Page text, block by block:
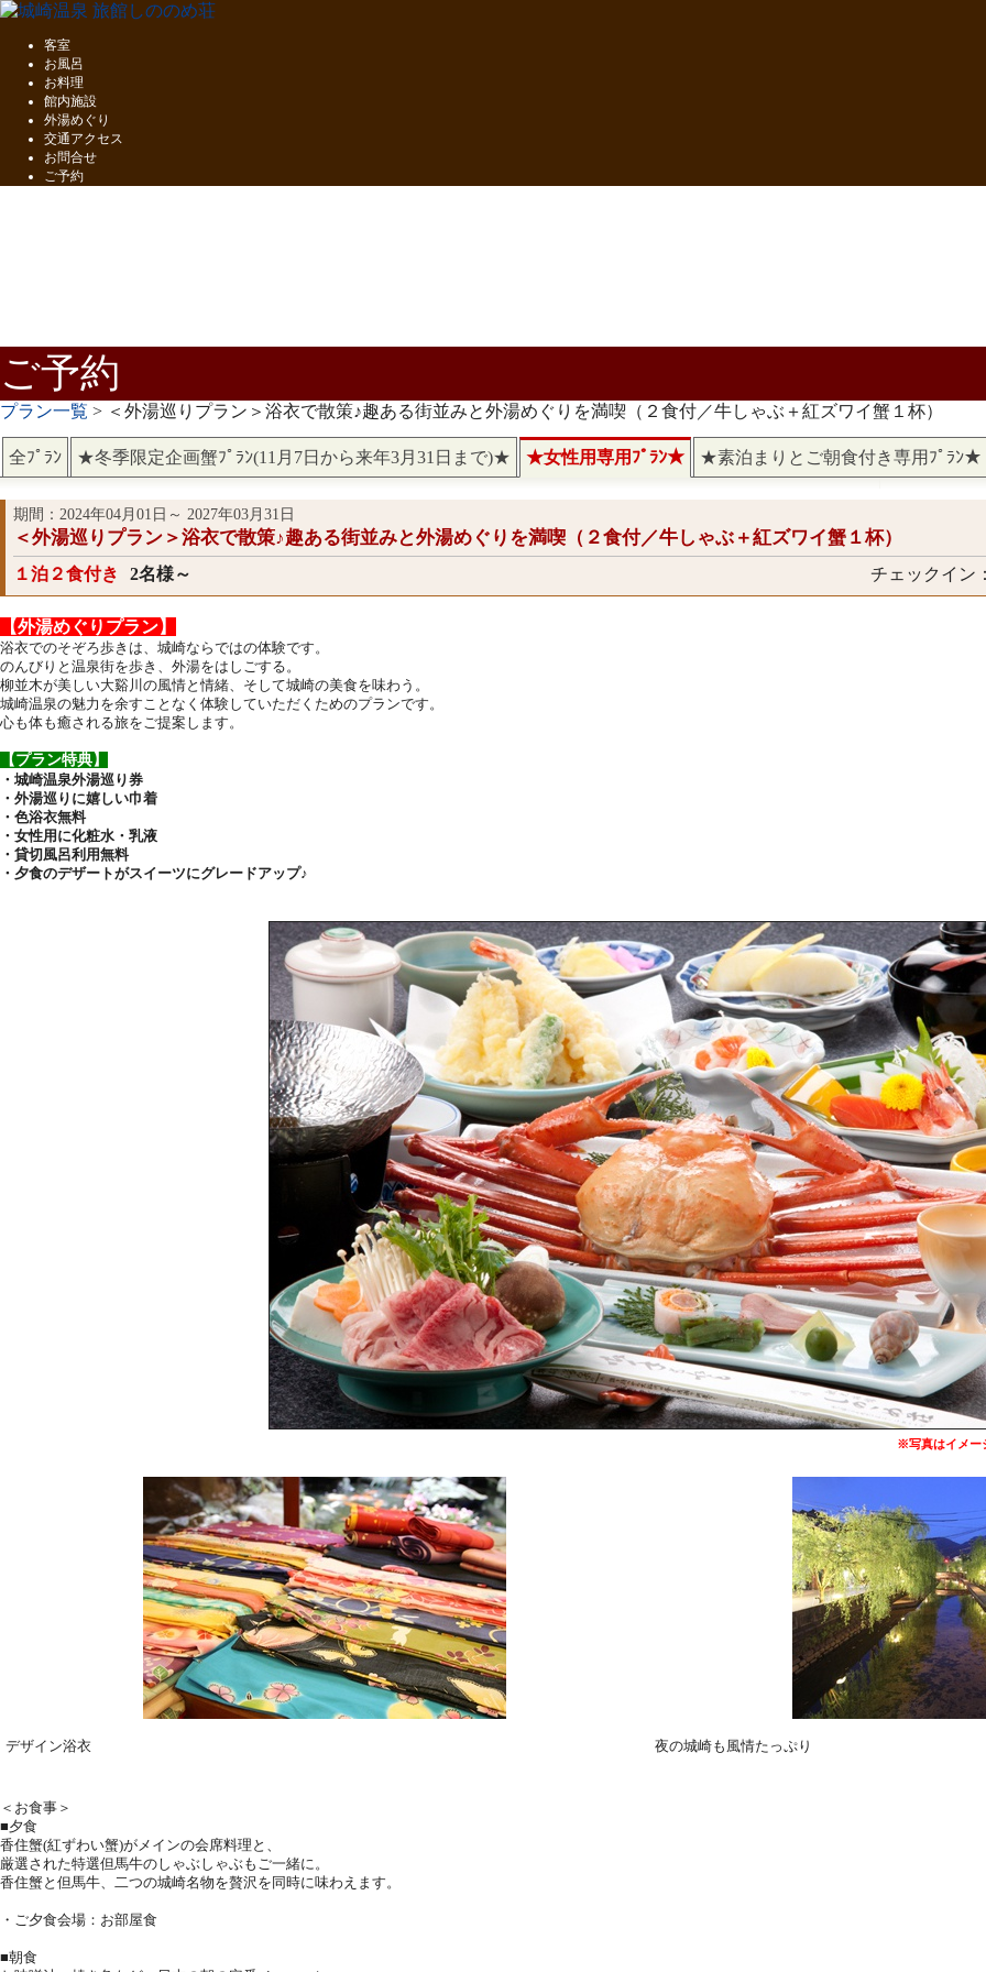
客室
お風呂
お料理
館内施設
外湯めぐり
交通アクセス
お問合せ
ご予約
ご予約
プラン一覧 > ＜外湯巡りプラン＞浴衣で散策♪趣ある街並みと外湯めぐりを満喫（２食付／牛しゃぶ＋紅ズワイ蟹１杯）
全ﾌﾟﾗﾝ ★冬季限定企画蟹ﾌﾟﾗﾝ(11月7日から来年3月31日まで)★ ★女性用専用ﾌﾟﾗﾝ★ ★素泊まりとご朝食付き専用ﾌﾟﾗﾝ★
期間：2024年04月01日～ 2027年03月31日
＜外湯巡りプラン＞浴衣で散策♪趣ある街並みと外湯めぐりを満喫（２食付／牛しゃぶ＋紅ズワイ蟹１杯）
１泊２食付き 2名様～ チェックイン
【外湯めぐりプラン】
浴衣でのそぞろ歩きは、城崎ならではの体験です。
のんびりと温泉街を歩き、外湯をはしごする。
柳並木が美しい大谿川の風情と情緒、そして城崎の美食を味わう。
城崎温泉の魅力を余すことなく体験していただくためのプランです。
心も体も癒される旅をご提案します。
【プラン特典】
・城崎温泉外湯巡り券
・外湯巡りに嬉しい巾着
・色浴衣無料
・女性用に化粧水・乳液
・貸切風呂利用無料
・夕食のデザートがスイーツにグレードアップ♪
※写真はイメー
デザイン浴衣 夜の城崎も風情たっぷり
＜お食事＞
■夕食
香住蟹(紅ずわい蟹)がメインの会席料理と、
厳選された特選但馬牛のしゃぶしゃぶもご一緒に。
香住蟹と但馬牛、二つの城崎名物を贅沢を同時に味わえます。
・ご夕食会場：お部屋食
■朝食